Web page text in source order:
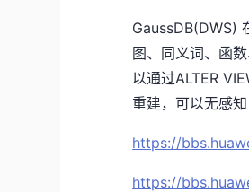
GaussDB(DWS)
图、同义词、函
以通过ALTER
重建，可以无感
https://
https://